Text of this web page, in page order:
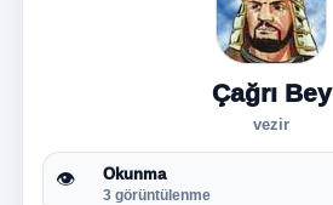
Çağrı Bey
vezir
👁 Okunma
3 görüntülenme